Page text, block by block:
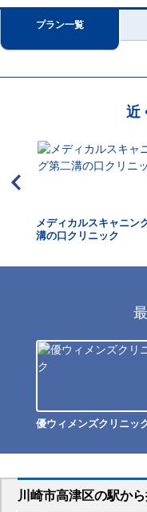
プラン一覧
近
メディカルスキャニン
溝の口クリニック
優ウィメンズクリニッ
川崎市高津区の駅から